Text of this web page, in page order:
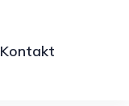
Kontakt